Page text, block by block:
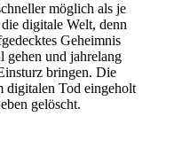
möglich als je
digitale Welt, denn
Geheimnis
gehen und jahrelang
bringen. Die
digitalen Tod eingeholt
gelöscht.